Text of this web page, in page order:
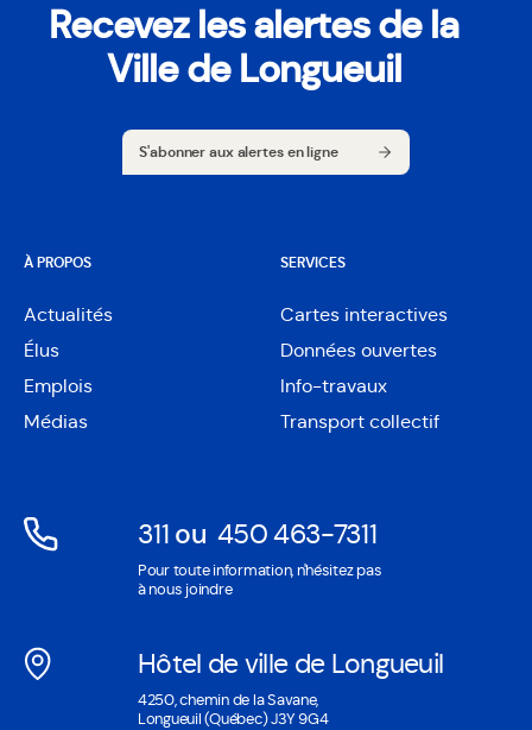
Recevez les alertes de la
Ville de Longueuil
S'abonner aux alertes en ligne
À PROPOS
Actualités
Élus
Emplois
Médias
SERVICES
Cartes interactives
Ouvre
dans
une
nouvelle
Données ouvertes
Ouvre
dans
une
Info-travaux
Transport collectif
311Ouvre
dans
fenêtre
ou 450 463-7311
Ouvre
dans
fenêtre
Pour toute information, n'hésitez pas
à nous joindre
Hôtel de ville de Longueuil
Ouvre
dans
4250, chemin de la Savane,
Longueuil (Québec) J3Y 9G4